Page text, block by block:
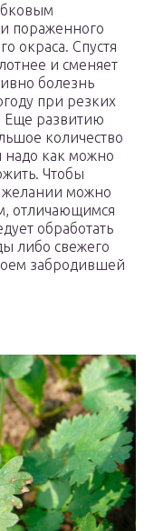
пораженного
окраса. Спустя
и сменяет
болезнь
при резких
Еще развитию
количество
надо как можно
Чтобы
желании можно
отличающимся
обработать
либо свежего
забродившей